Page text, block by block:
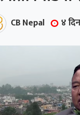
CB Nepal ४